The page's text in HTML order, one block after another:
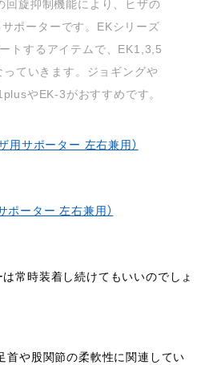
回旋抑制機能により、ヒザの
ポーターです。EKシリーズ
トするアイテムで、EK1,3,5
っていきます。ジョギングや
やEK-3がおすすめです。
用サポーター 左右兼用）
ポーター 左右兼用）
常時装着し続けてもいいのでしょ
首や股関節の柔軟性に関連してい